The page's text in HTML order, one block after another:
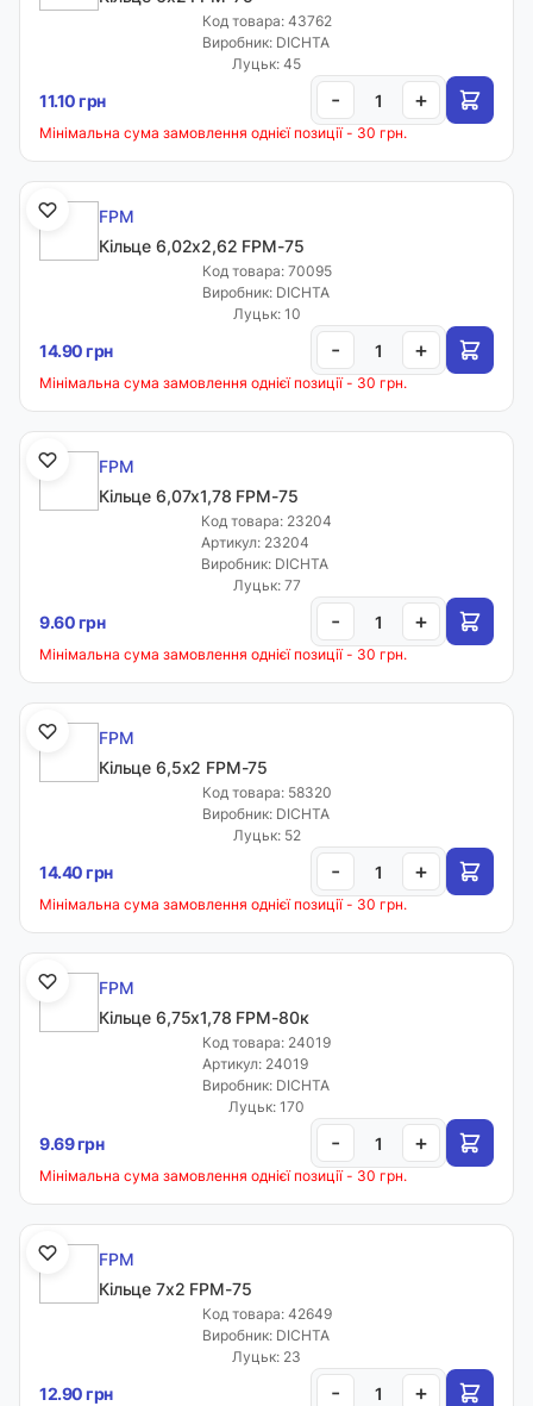
Код товара: 43762
Виробник: DICHTA
Луцьк: 45
11.10 грн - +
Мінімальна сума замовлення однієї позиції - 30 грн.
FPM
Кільце 6,02х2,62 FPM-75
Код товара: 70095
Виробник: DICHTA
Луцьк: 10
14.90 грн - +
Мінімальна сума замовлення однієї позиції - 30 грн.
FPM
Кільце 6,07х1,78 FPM-75
Код товара: 23204
Артикул: 23204
Виробник: DICHTA
Луцьк: 77
9.60 грн - +
Мінімальна сума замовлення однієї позиції - 30 грн.
FPM
Кільце 6,5х2 FPM-75
Код товара: 58320
Виробник: DICHTA
Луцьк: 52
14.40 грн - +
Мінімальна сума замовлення однієї позиції - 30 грн.
FPM
Кільце 6,75х1,78 FPM-80к
Код товара: 24019
Артикул: 24019
Виробник: DICHTA
Луцьк: 170
9.69 грн - +
Мінімальна сума замовлення однієї позиції - 30 грн.
FPM
Кільце 7х2 FPM-75
Код товара: 42649
Виробник: DICHTA
Луцьк: 23
12.90 грн - +